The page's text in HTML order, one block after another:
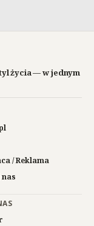
życia — w jednym
/ Reklama